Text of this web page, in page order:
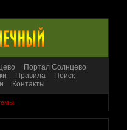
Портал Солнцево
Правила
Поиск
Контакты